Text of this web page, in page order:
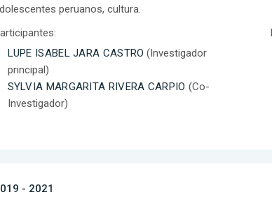
peruanos, cultura.
LUPE ISABEL JARA CASTRO (Investigador
principal)
SYLVIA MARGARITA RIVERA CARPIO (Co-
Investigador)
- 2021